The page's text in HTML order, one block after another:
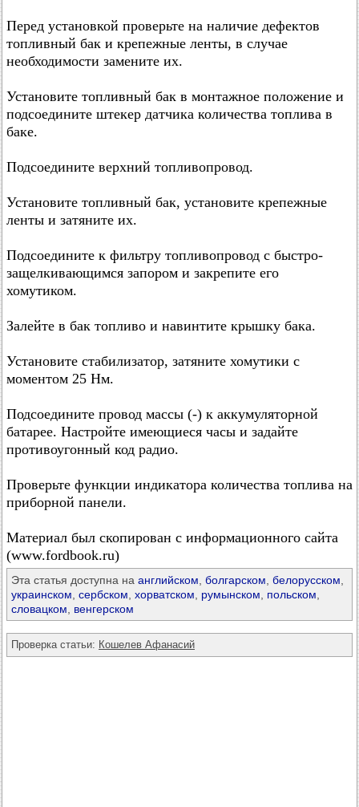
Перед установкой проверьте на наличие дефектов
топливный бак и крепежные ленты, в случае
необходимости замените их.
Установите топливный бак в монтажное положение и
подсоедините штекер датчика количества топлива в
баке.
Подсоедините верхний топливопровод.
Установите топливный бак, установите крепежные
ленты и затяните их.
Подсоедините к фильтру топливопровод с быстро-
защелкивающимся запором и закрепите его
хомутиком.
Залейте в бак топливо и навинтите крышку бака.
Установите стабилизатор, затяните хомутики с
моментом 25 Нм.
Подсоедините провод массы (-) к аккумуляторной
батарее. Настройте имеющиеся часы и задайте
противоугонный код радио.
Проверьте функции индикатора количества топлива на
приборной панели.
Материал был скопирован с информационного сайта
(www.fordbook.ru)
Эта статья доступна на английском болгарском белорусском
украинском сербском хорватском румынском польском
словацком
венгерском
Проверка статьи: Кошелев Афанасий